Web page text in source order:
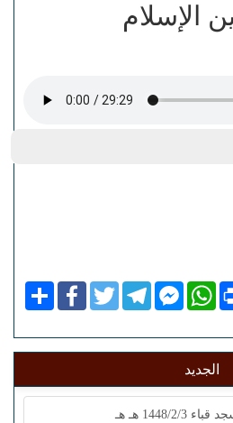
الإسلام
ShareFacebookTwitterTelegramFacebook
Messenger
WhatsApp
الجديد
2/3 هـ هـ